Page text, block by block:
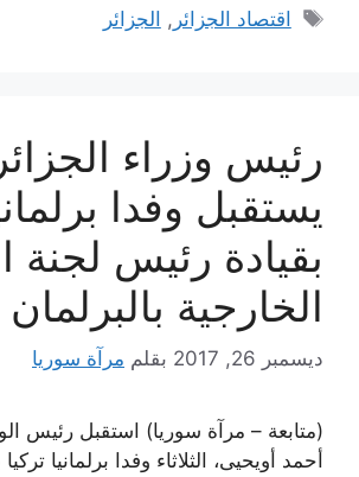
الوسوم
اقتصاد الجزائر , الجزائر
رئيس وزراء الجزائر
يستقبل وفدا
بقيادة رئيس لجنة
الخارجية
ديسمبر 26, 2017 بقلم مرآة سوريا
(متابعة – مرآة سوريا) استقبل رئيس
أحمد أويحيى، الثلاثاء وفدا برلمانيا